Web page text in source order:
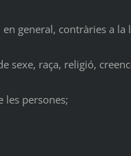
contràries a la
raça, religió,
persones;